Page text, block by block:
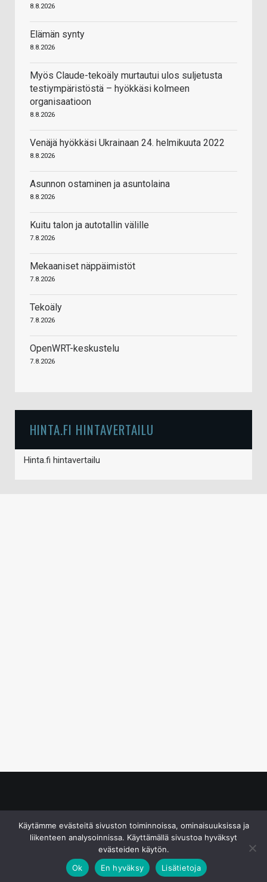
8.8.2026
Elämän synty
8.8.2026
Myös Claude-tekoäly murtautui ulos suljetusta
testiympäristöstä – hyökkäsi kolmeen
organisaatioon
8.8.2026
Venäjä hyökkäsi Ukrainaan 24. helmikuuta 2022
8.8.2026
Asunnon ostaminen ja asuntolaina
8.8.2026
Kuitu talon ja autotallin välille
7.8.2026
Mekaaniset näppäimistöt
7.8.2026
Tekoäly
7.8.2026
OpenWRT-keskustelu
7.8.2026
HINTA.FI HINTAVERTAILU
Hinta.fi hintavertailu
Käytämme evästeitä sivuston toiminnoissa, ominaisuuksissa ja
liikenteen analysoinnissa. Käyttämällä sivustoa hyväksyt
evästeiden käytön.
Ok
En hyväksy Lisätietoja